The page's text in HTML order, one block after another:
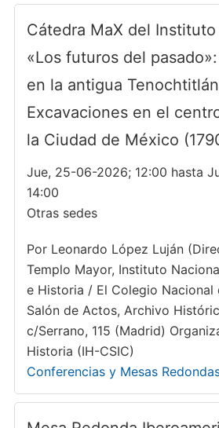
Cátedra MaX del
«Los futuros del
en la antigua
Excavaciones en el
la Ciudad de México
Jue, 25-06-2026; 12:00 hasta
14:00
Otras sedes
Por Leonardo López Luján
Templo Mayor, Instituto
e Historia / El Colegio Nacional
Salón de Actos, Archivo
c/Serrano, 115 (Madrid)
Historia (IH-CSIC)
Conferencias y Mesas